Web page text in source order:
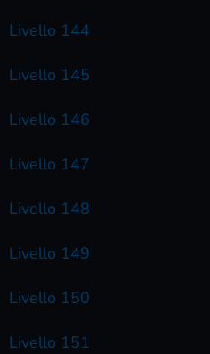
Livello 144
Livello 145
Livello 146
Livello 147
Livello 148
Livello 149
Livello 150
Livello 151